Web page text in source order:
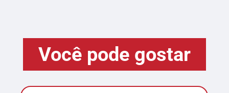
Você pode gostar